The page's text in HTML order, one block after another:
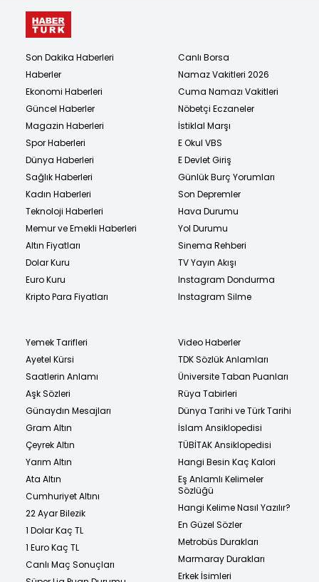
Son Dakika Haberleri
Haberler
Ekonomi Haberleri
Güncel Haberler
Magazin Haberleri
Spor Haberleri
Dünya Haberleri
Sağlık Haberleri
Kadın Haberleri
Teknoloji Haberleri
Memur ve Emekli Haberleri
Altın Fiyatları
Dolar Kuru
Euro Kuru
Kripto Para Fiyatları
Canlı Borsa
Namaz Vakitleri 2026
Cuma Namazı Vakitleri
Nöbetçi Eczaneler
İstiklal Marşı
E Okul VBS
E Devlet Giriş
Günlük Burç Yorumları
Son Depremler
Hava Durumu
Yol Durumu
Sinema Rehberi
TV Yayın Akışı
Instagram Dondurma
Instagram Silme
Yemek Tarifleri
Ayetel Kürsi
Saatlerin Anlamı
Aşk Sözleri
Günaydın Mesajları
Gram Altın
Çeyrek Altın
Yarım Altın
Ata Altın
Cumhuriyet Altını
22 Ayar Bilezik
1 Dolar Kaç TL
1 Euro Kaç TL
Canlı Maç Sonuçları
Video Haberler
TDK Sözlük Anlamları
Üniversite Taban Puanları
Rüya Tabirleri
Dünya Tarihi ve Türk Tarihi
İslam Ansiklopedisi
TÜBİTAK Ansiklopedisi
Hangi Besin Kaç Kalori
Eş Anlamlı Kelimeler
Sözlüğü
Hangi Kelime Nasıl Yazılır?
En Güzel Sözler
Metrobüs Durakları
Marmaray Durakları
Erkek İsimleri